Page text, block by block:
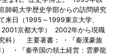
師範大学歴史学部からの訪問研究
来日（1995～1999東京大学、
京都大学） 2002年から現職
科） 主要著書： ・『秦漢豪族
・『秦帝国の領土経営：雲夢龍